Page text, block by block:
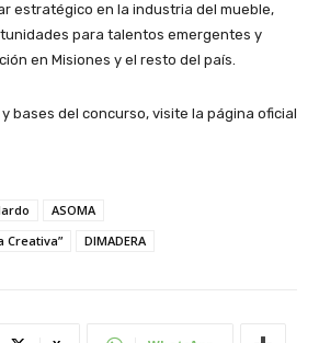
estratégico en la industria del mueble,
para talentos emergentes y
en Misiones y el resto del país.
bases del concurso, visite la página oficial
ASOMA
Creativa”
DIMADERA